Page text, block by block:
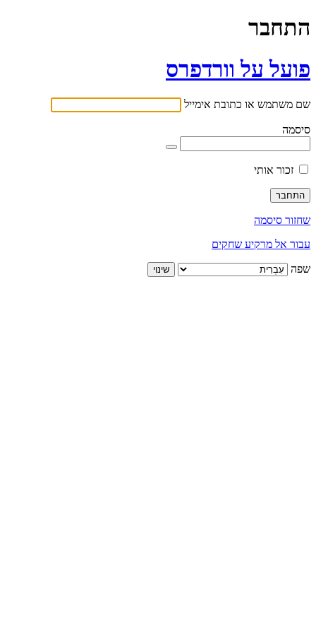
התחבר
פועל על וורדפרס
שם משתמש או כתובת אימייל
סיסמה
זכור אותי
שחזור סיסמה
עבור אל מרקיע שחקים
שפה